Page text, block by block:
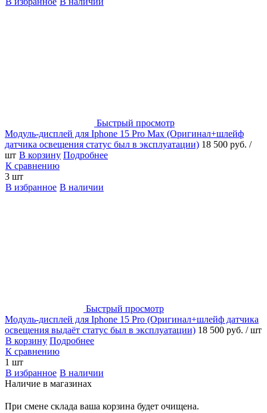
Быстрый просмотр
Модуль-дисплей для Iphone 15 Pro Max (Оригинал+шлейф
датчика освещения статус был в эксплуатации) 18 500 руб. /
шт В корзину Подробнее
К сравнению
3 шт
В избранное В наличии
Быстрый просмотр
Модуль-дисплей для Iphone 15 Pro (Оригинал+шлейф датчика
освещения выдаёт статус был в эксплуатации) 18 500 руб. / шт
В корзину Подробнее
К сравнению
1 шт
В избранное В наличии
Наличие в магазинах
При смене склада ваша корзина будет очищена.